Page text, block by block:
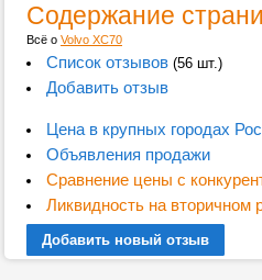
Содержание
Всё о Volvo XC70
Список отзывов(56 шт.)
Добавить отзыв
Цена в крупных городах
Объявления продажи
Сравнение цены с
Ликвидность на вторичном
Добавить новый отзыв